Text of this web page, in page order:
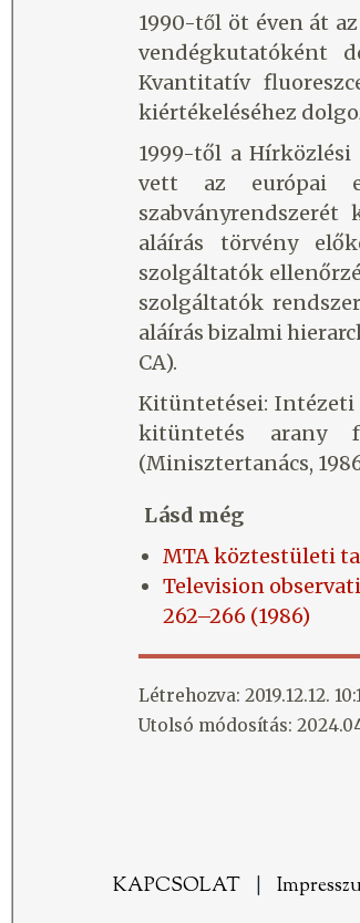
1990-től öt éven át
vendégkutatóként
Kvantitatív
kiértékeléséhez
1999-től a Hírközlési
vett az európai
aláírás törvény
szolgáltatók
szolgáltatók
aláírás bizalmi
CA).
Kitüntetései: Intézeti
kitüntetés arany
(Minisztertanács,
Lásd még
MTA köztestületi
Television
262–266 (1986)
Létrehozva: 2019.12.12.
Utolsó módosítás:
KAPCSOLAT